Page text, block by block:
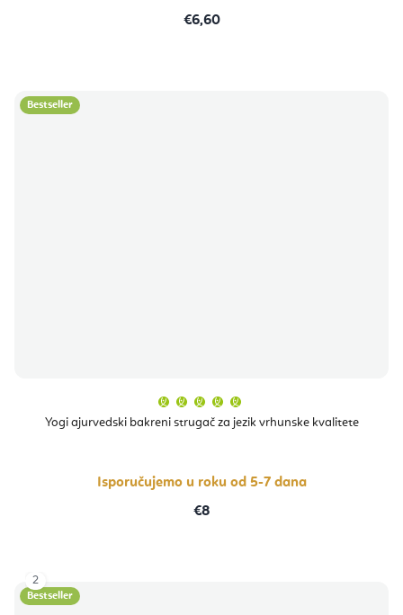
€6,60
Bestseller
Yogi ajurvedski bakreni strugač za jezik vrhunske kvalitete
proizvoda
je
zvjezdica.
Isporučujemo u roku od 5-7 dana
€8
Bestseller
2